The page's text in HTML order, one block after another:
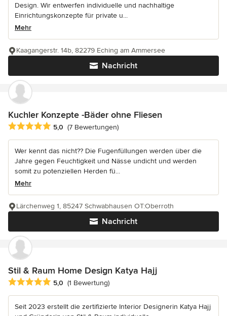
Design. Wir entwerfen individuelle und nachhaltige
Einrichtungskonzepte für private u...
Mehr
Nachricht
Kaagangerstr. 14b, 82279 Eching am Ammersee
Kuchler Konzepte -Bäder ohne Fliesen
Durchschnittliche Bewertung: 5 von 5 Sternen
5,0 (7 Bewertungen)
Wer kennt das nicht?? Die Fugenfüllungen werden über die
Jahre gegen Feuchtigkeit und Nässe undicht und werden
somit zu potenziellen Herden fü...
Mehr
Nachricht
Lärchenweg 1, 85247 Schwabhausen OT:Oberroth
Stil & Raum Home Design Katya Hajj
Durchschnittliche Bewertung: 5 von 5 Sternen
5,0 (1 Bewertung)
Seit 2023 erstellt die zertifizierte Interior Designerin Katya Hajj